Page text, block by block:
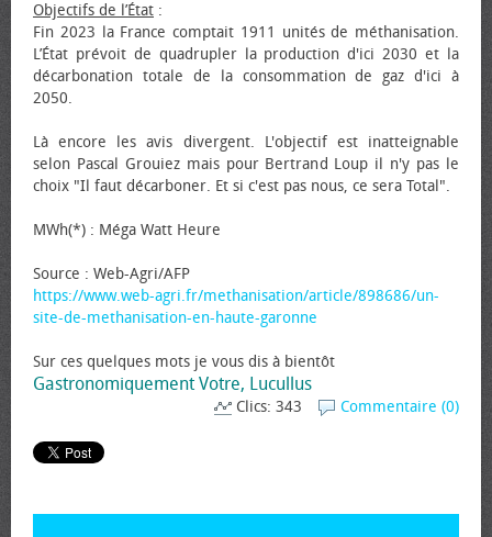
Objectifs de l’État :
Fin 2023 la France comptait 1911 unités de méthanisation.
L’État prévoit de quadrupler la production d'ici 2030 et la
décarbonation totale de la consommation de gaz d'ici à
2050.
Là encore les avis divergent. L'objectif est inatteignable
selon Pascal Grouiez mais pour Bertrand Loup il n'y pas le
choix "Il faut décarboner. Et si c'est pas nous, ce sera Total".
MWh(*) : Méga Watt Heure
Source : Web-Agri/AFP
https://www.web-agri.fr/methanisation/article/898686/un-
site-de-methanisation-en-haute-garonne
Sur ces quelques mots je vous dis à bientôt
Gastronomiquement Votre, Lucullus
Commentaire (0)
Clics: 343